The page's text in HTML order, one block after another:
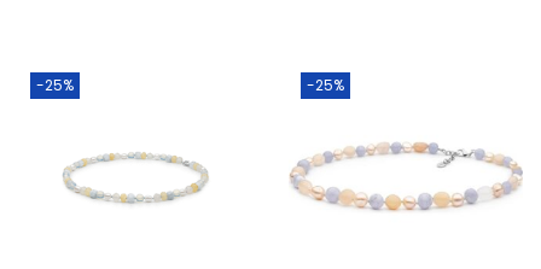
-25% -25%